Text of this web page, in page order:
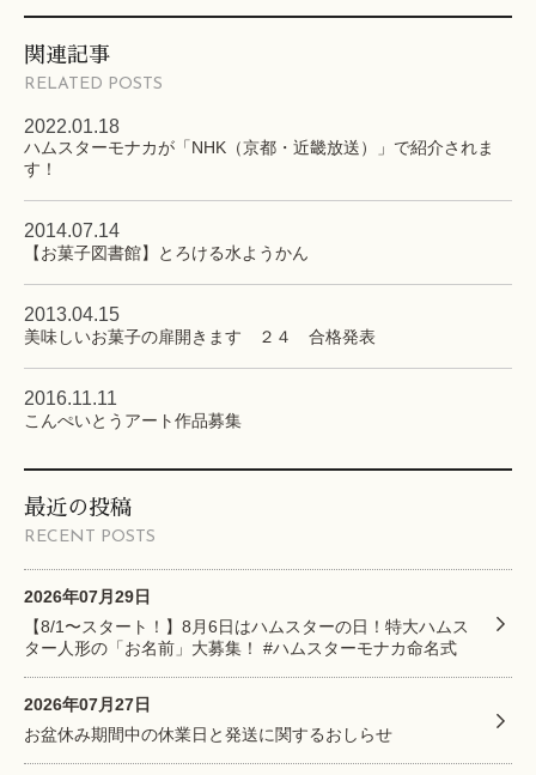
最近の投稿
RECENT POSTS
2026年07月29日
【8/1〜スタート！】8月6日はハムスターの日！特大ハムス
ター人形の「お名前」大募集！ #ハムスターモナカ命名式
2026年07月27日
お盆休み期間中の休業日と発送に関するおしらせ
関連記事
RELATED POSTS
2022.01.18
ハムスターモナカが「NHK（京都・近畿放送）」で紹介されま
す！
2014.07.14
【お菓子図書館】とろける水ようかん
2013.04.15
美味しいお菓子の扉開きます ２４ 合格発表
2016.11.11
こんぺいとうアート作品募集